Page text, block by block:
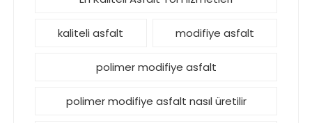
kaliteli asfalt modifiye asfalt
polimer modifiye asfalt
polimer modifiye asfalt nasıl üretilir